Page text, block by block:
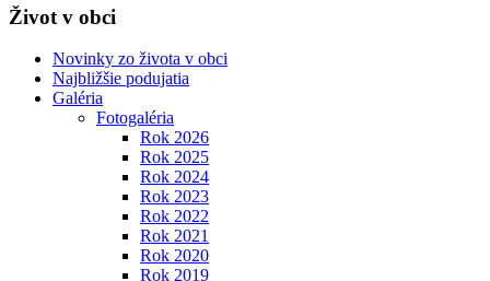
Život v obci
Novinky zo života v obci
Najbližšie podujatia
Galéria
Fotogaléria
Rok 2026
Rok 2025
Rok 2024
Rok 2023
Rok 2022
Rok 2021
Rok 2020
Rok 2019